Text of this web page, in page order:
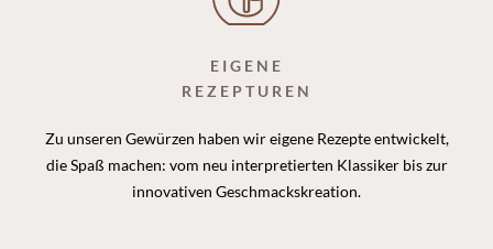
EIGENE
REZEPTUREN
Zu unseren Gewürzen haben wir eigene Rezepte entwickelt,
die Spaß machen: vom neu interpretierten Klassiker bis zur
innovativen Geschmackskreation.